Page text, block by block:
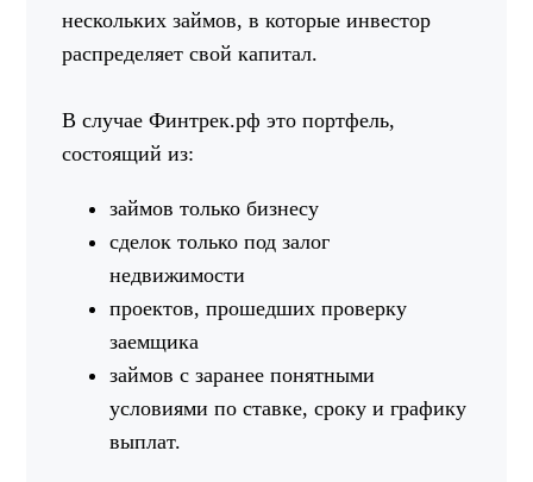
нескольких займов, в которые инвестор
распределяет свой капитал.
В случае Финтрек.рф это портфель,
состоящий из:
займов только бизнесу
сделок только под залог
недвижимости
проектов, прошедших проверку
заемщика
займов с заранее понятными
условиями по ставке, сроку и графику
выплат.